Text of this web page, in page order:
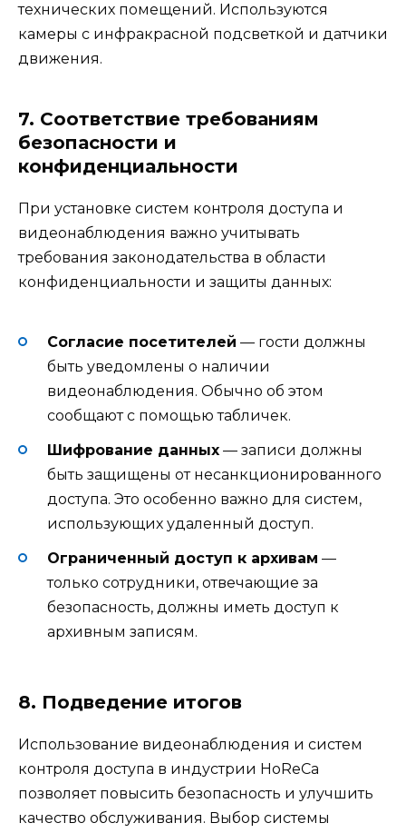
технических помещений. Используются
камеры с инфракрасной подсветкой и датчики
движения.
7. Соответствие требованиям
безопасности и
конфиденциальности
При установке систем контроля доступа и
видеонаблюдения важно учитывать
требования законодательства в области
конфиденциальности и защиты данных:
Согласие посетителей — гости должны
быть уведомлены о наличии
видеонаблюдения. Обычно об этом
сообщают с помощью табличек.
Шифрование данных — записи должны
быть защищены от несанкционированного
доступа. Это особенно важно для систем,
использующих удаленный доступ.
Ограниченный доступ к архивам —
только сотрудники, отвечающие за
безопасность, должны иметь доступ к
архивным записям.
8. Подведение итогов
Использование видеонаблюдения и систем
контроля доступа в индустрии HoReCa
позволяет повысить безопасность и улучшить
качество обслуживания. Выбор системы